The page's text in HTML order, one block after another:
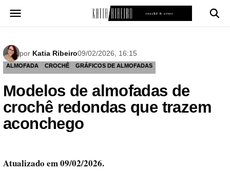
para
por Katia Ribeiro09/02/2026, 16:15
ALMOFADA CROCHÊ GRÁFICOS DE ALMOFADAS
Modelos de almofadas de
crochê redondas que trazem
aconchego
Atualizado em 09/02/2026.